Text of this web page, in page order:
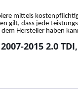
mittels
gilt, dass jede
Hersteller haben
2015 2.0 TDI,